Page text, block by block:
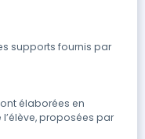
supports fournis par
élaborées en
proposées par